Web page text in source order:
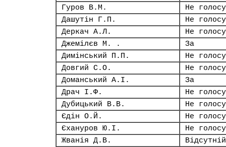
Гуров В.М.
Не
Дашутін Г.П.
Не
Деркач А.Л.
Не
Джемілєв М. .
За
Димінський П.П.
Не
Довгий С.О.
Не
Доманський А.І.
За
Драч І.Ф.
Не
Дубицький В.В.
Не
Єдін О.Й.
Не
Єхануров Ю.І.
Не
Жванія Д.В.
Відсутній